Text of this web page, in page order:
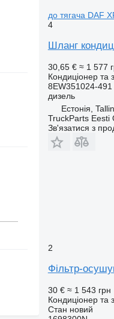
до тягача DAF
4
Шланг
30,65 € ≈ 1 577
Кондиціонер та
8EW351024-
дизель
Естонія,
TruckParts Eesti
Зв'язатися з
2
Фільтр-
30 € ≈ 1 543 грн
Кондиціонер та
Стан новий